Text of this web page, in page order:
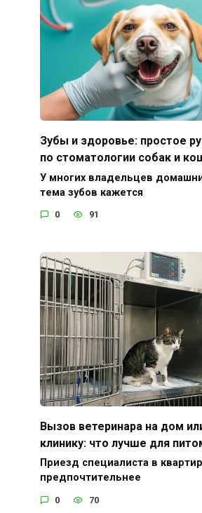
Зубы и здоровье: простое
по стоматологии собак и
У многих владельцев
тема зубов кажется
0 91
Вызов ветеринара на дом
клинику: что лучше для
Приезд специалиста в
предпочтительнее
0 70